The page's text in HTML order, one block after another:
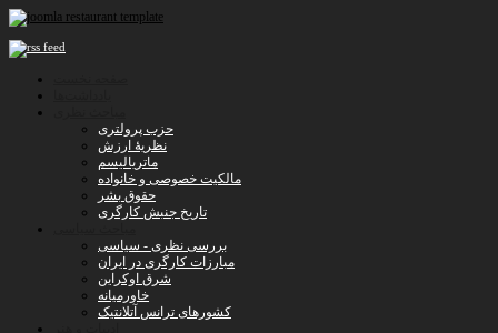
حزب پرولتری
نظریۀ ارزش
ماتریالیسم
مالکیت خصوصی و خانواده
حقوق بشر
تاریخ جنبش کارگری
بررسی نظری - سیاسی
مبارزات کارگری در ایران
شرق اوکراین
خاورمیانه
کشورهای ترانس آتلانتیک